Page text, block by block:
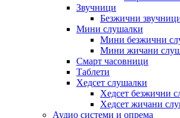
Звучници
Безжични
Мини слушалки
Мини безжични
Мини жичани
Смарт часовници
Таблети
Хедсет слушалки
Хедсет безжични
Хедсет жичани
Аудио системи и опрема